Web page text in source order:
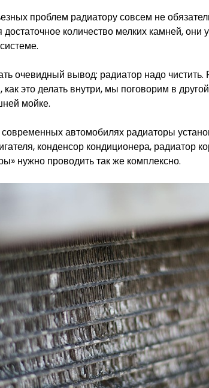
проблем радиатору совсем не
количество мелких камней, они
очевидный вывод: радиатор надо чистить.
это делать внутри, мы поговорим в
мойке.
современных автомобилях радиаторы
конденсор кондиционера, радиатор
нужно проводить так же комплексно.